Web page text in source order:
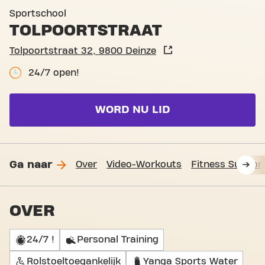
Sportschool
TOLPOORTSTRAAT
Tolpoortstraat 32, 9800 Deinze
24/7 open!
WORD NU LID
Ga naar Over Video-Workouts Fitness
OVER
24/7 ! Personal Training
Rolstoeltoegankelijk Yanga Sports Water